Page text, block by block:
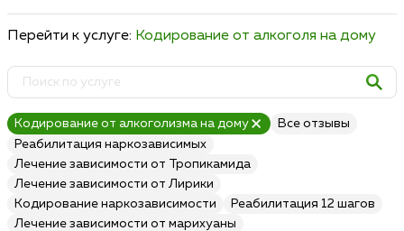
Перейти к услуге: Кодирование от алкоголя на дому
Кодирование от алкоголизма на дому
Все отзывы
Реабилитация наркозависимых
Лечение зависимости от Тропикамида
Лечение зависимости от Лирики
Кодирование наркозависимости
Реабилитация 12 шагов
Лечение зависимости от марихуаны